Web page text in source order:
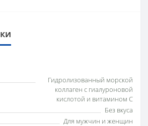
Гидролизованный морской
коллаген с гиалуроновой
кислотой и витамином C
Без вкуса
Для мужчин и женщин